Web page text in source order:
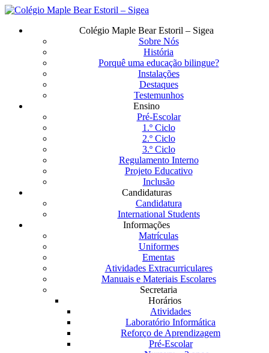
Saltar
Menu
Colégio Maple Bear Estoril – Sigea
Sobre Nós
História
Porquê uma educação bilingue?
Instalações
Destaques
Testemunhos
Ensino
Pré-Escolar
1.º Ciclo
2.º Ciclo
3.º Ciclo
Regulamento Interno
Projeto Educativo
Inclusão
Candidaturas
Candidatura
International Students
Informações
Matrículas
Uniformes
Ementas
Atividades Extracurriculares
Manuais e Materiais Escolares
Secretaria
Horários
Atividades
Laboratório Informática
Reforço de Aprendizagem
Pré-Escolar